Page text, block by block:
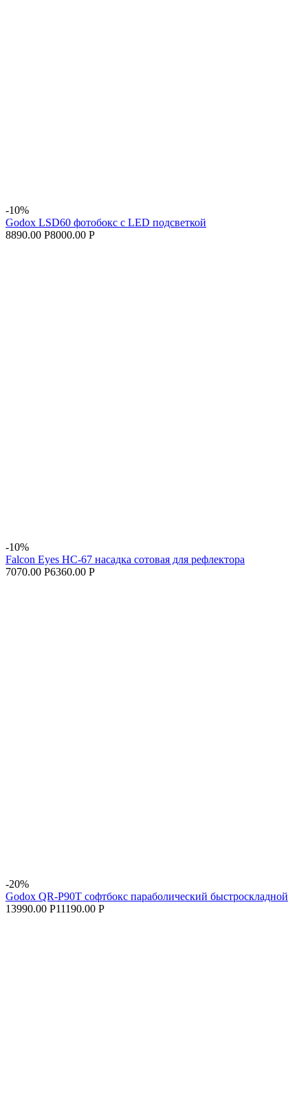
-10%
Godox LSD60 фотобокс с LED подсветкой
8890.00 Р8000.00 Р
-10%
Falcon Eyes HC-67 насадка сотовая для рефлектора
7070.00 Р6360.00 Р
-20%
Godox QR-P90T софтбокс параболический быстроскладной
13990.00 Р11190.00 Р